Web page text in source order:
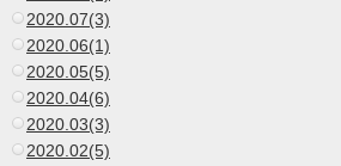
2020.07(3)
2020.06(1)
2020.05(5)
2020.04(6)
2020.03(3)
2020.02(5)